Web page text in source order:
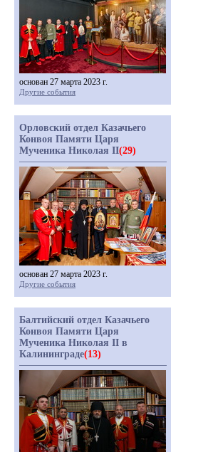
основан 27 марта 2023 г.
Другие события
Орловский отдел Казачьего
Конвоя Памяти Царя
Мученика Николая II(29)
основан 27 марта 2023 г.
Другие события
Балтийский отдел Казачьего
Конвоя Памяти Царя
Мученика Николая II в
Калининграде(13)